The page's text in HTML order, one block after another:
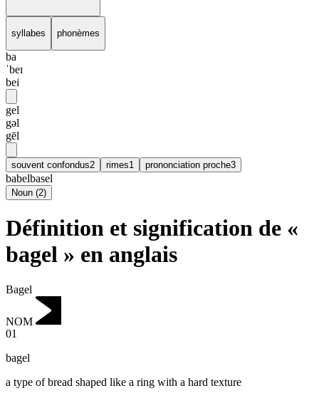
syllabes phonèmes
ba
ˈbeɪ
bei
gel
gəl
gēl
souvent confondus2 rimes1 prononciation proche3
babelbasel
Noun (2)
Définition et signification de «
bagel » en anglais
Bagel
NOM
01
bagel
a type of bread shaped like a ring with a hard texture